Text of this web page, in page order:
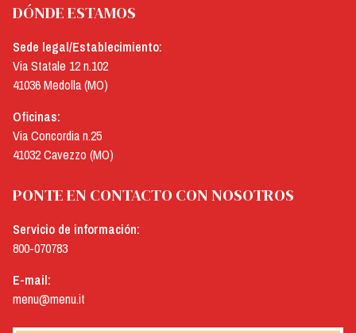
DÓNDE ESTAMOS
Sede legal/Establecimiento:
Via Statale 12 n.102
41036 Medolla (MO)
Oficinas:
Via Concordia n.25
41032 Cavezzo (MO)
PONTE EN CONTACTO CON NOSOTROS
Servicio de información:
800-070783
E-mail:
menu@menu.it